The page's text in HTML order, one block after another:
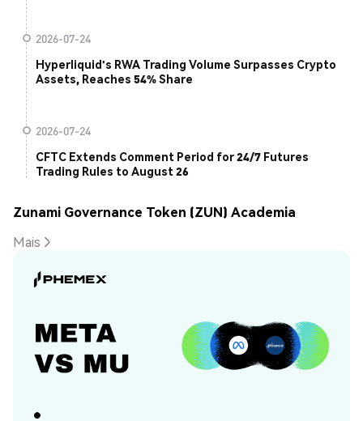
2026-07-24
Hyperliquid's RWA Trading Volume Surpasses Crypto
Assets, Reaches 54% Share
2026-07-24
CFTC Extends Comment Period for 24/7 Futures
Trading Rules to August 26
Zunami Governance Token (ZUN) Academia
Mais